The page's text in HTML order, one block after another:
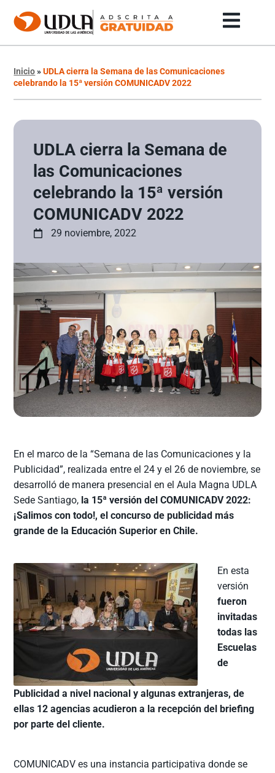
Inicio»UDLA cierra la Semana de las Comunicaciones
celebrando la 15ª versión COMUNICADV 2022
UDLA cierra la Semana de
las Comunicaciones
celebrando la 15ª versión
COMUNICADV 2022
29 noviembre, 2022
En el marco de la “Semana de las Comunicaciones y la
Publicidad”, realizada entre el 24 y el 26 de noviembre, se
desarrolló de manera presencial en el Aula Magna UDLA
Sede Santiago, la 15ª versión del COMUNICADV 2022:
¡Salimos con todo!, el concurso de publicidad más
grande de la Educación Superior en Chile.
En esta
versión
fueron
invitadas
todas las
Escuelas
de
Publicidad a nivel nacional y algunas extranjeras, de
ellas 12 agencias acudieron a la recepción del briefing
por parte del cliente.
COMUNICADV es una instancia participativa donde se